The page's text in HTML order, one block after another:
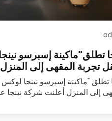
تطلق"ماكينة إسبرسو
تجربة المقهى إلى المنزل
تطلق "ماكينة إسبرسو نينجا لوكس
إلى المنزل أعلنت شركة نينجا